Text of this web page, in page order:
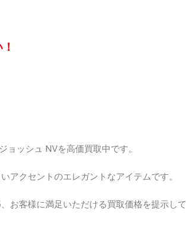
ッシュ NVを高価買取中です。
アクセントのエレガントなアイテムです。
お客様に満足いただける買取価格を提示して